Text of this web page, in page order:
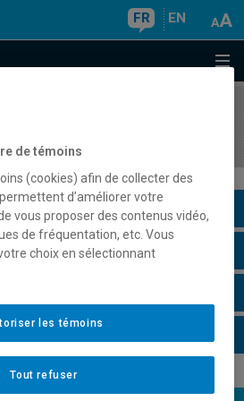
FR EN
de témoins
(cookies) afin de collecter des
d’améliorer votre
vous proposer des contenus vidéo,
de fréquentation, etc. Vous
choix en sélectionnant
Tout refuser
les témoins